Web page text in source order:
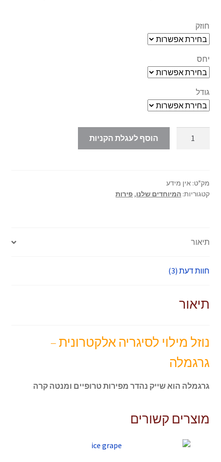
חוזק
יחס
גודל
הוסף לעגלת הקניות
מק"ט: אין מידע
קטגוריות: המיוחדים שלנו, פירות
תיאור
חוות דעת (3)
תיאור
נוזל מילוי לסיגריה אלקטרונית –
גרגמלה
גרגמלה הוא שייק נהדר מפירות טרופיים ומנטה קרה
מוצרים קשורים